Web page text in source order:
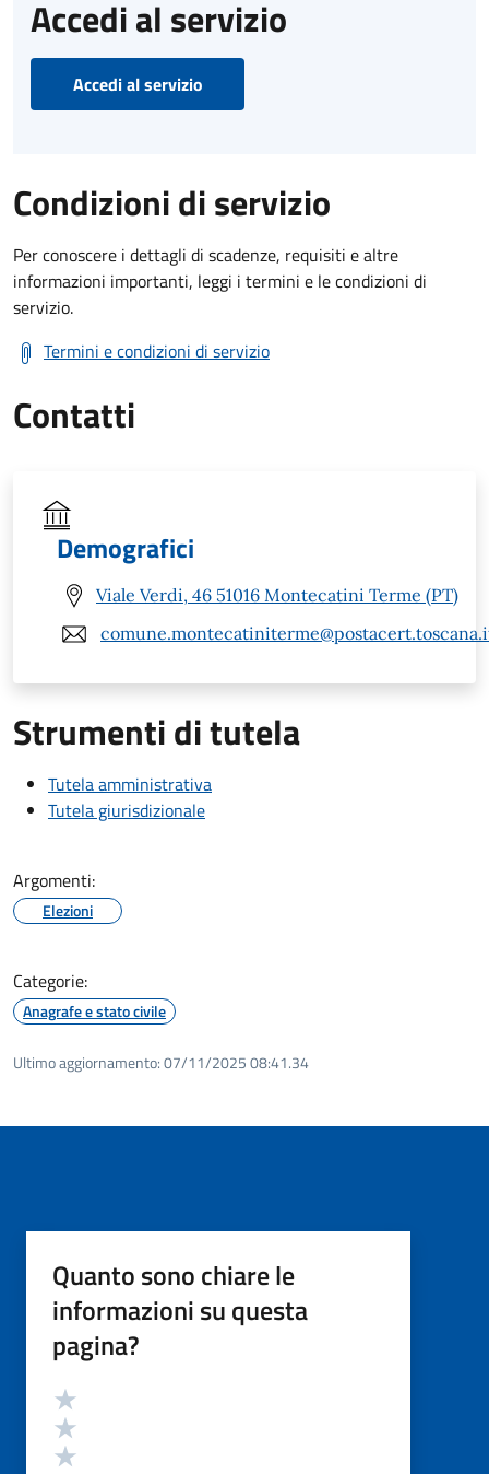
Accedi al servizio
Accedi al servizio
Condizioni di servizio
Per conoscere i dettagli di scadenze, requisiti e altre
informazioni importanti, leggi i termini e le condizioni di
servizio.
Termini e condizioni di servizio
Contatti
Demografici
Viale Verdi, 46 51016 Montecatini Terme (PT)
Strumenti di tutela
Tutela amministrativa
Tutela giurisdizionale
Argomenti:
Elezioni
Categorie:
Anagrafe e stato civile
Ultimo aggiornamento:07/11/2025 08:41.34
Quanto sono chiare le
informazioni su questa
pagina?
Valutazione